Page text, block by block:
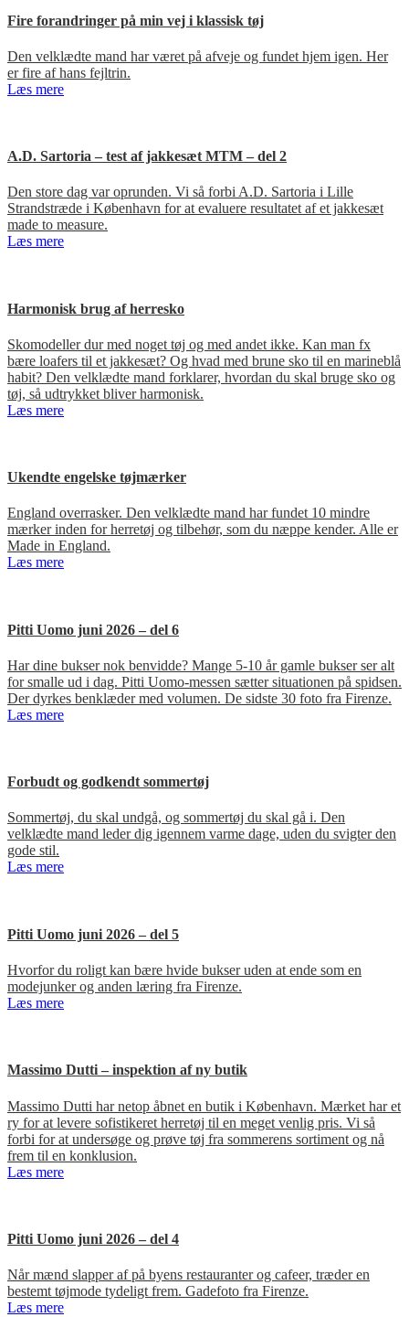
Fire forandringer på min vej i klassisk tøj
Den velklædte mand har været på afveje og fundet hjem igen. Her
er fire af hans fejltrin.
Læs mere
A.D. Sartoria – test af jakkesæt MTM – del 2
Den store dag var oprunden. Vi så forbi A.D. Sartoria i Lille
Strandstræde i København for at evaluere resultatet af et jakkesæt
made to measure.
Læs mere
Harmonisk brug af herresko
Skomodeller dur med noget tøj og med andet ikke. Kan man fx
bære loafers til et jakkesæt? Og hvad med brune sko til en marineblå
habit? Den velklædte mand forklarer, hvordan du skal bruge sko og
tøj, så udtrykket bliver harmonisk.
Læs mere
Ukendte engelske tøjmærker
England overrasker. Den velklædte mand har fundet 10 mindre
mærker inden for herretøj og tilbehør, som du næppe kender. Alle er
Made in England.
Læs mere
Pitti Uomo juni 2026 – del 6
Har dine bukser nok benvidde? Mange 5-10 år gamle bukser ser alt
for smalle ud i dag. Pitti Uomo-messen sætter situationen på spidsen.
Der dyrkes benklæder med volumen. De sidste 30 foto fra Firenze.
Læs mere
Forbudt og godkendt sommertøj
Sommertøj, du skal undgå, og sommertøj du skal gå i. Den
velklædte mand leder dig igennem varme dage, uden du svigter den
gode stil.
Læs mere
Pitti Uomo juni 2026 – del 5
Hvorfor du roligt kan bære hvide bukser uden at ende som en
modejunker og anden læring fra Firenze.
Læs mere
Massimo Dutti – inspektion af ny butik
Massimo Dutti har netop åbnet en butik i København. Mærket har et
ry for at levere sofistikeret herretøj til en meget venlig pris. Vi så
forbi for at undersøge og prøve tøj fra sommerens sortiment og nå
frem til en konklusion.
Læs mere
Pitti Uomo juni 2026 – del 4
Når mænd slapper af på byens restauranter og cafeer, træder en
bestemt tøjmode tydeligt frem. Gadefoto fra Firenze.
Læs mere